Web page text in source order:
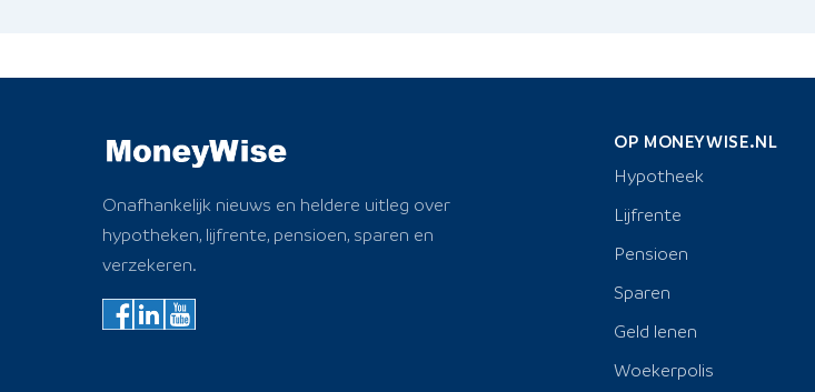
Onafhankelijk nieuws en heldere uitleg over
hypotheken, lijfrente, pensioen, sparen en
verzekeren.
OP MONEYWISE.NL
Hypotheek
Lijfrente
Pensioen
Sparen
Geld lenen
Woekerpolis